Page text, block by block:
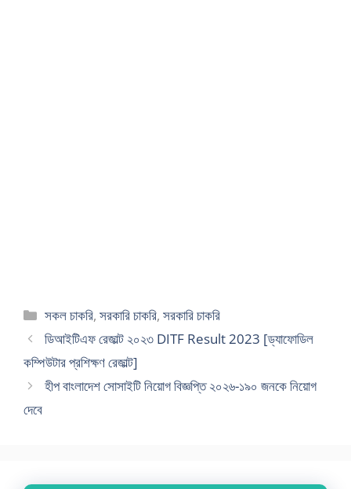
Categories
সকল চাকরি,সরকারি চাকরি,সরকারি চাকরি
ডিআইটিএফ রেজাল্ট ২০২৩ DITF Result 2023 [ড্যাফোডিল
কম্পিউটার প্রশিক্ষণ রেজাল্ট]
হীপ বাংলাদেশ সোসাইটি নিয়োগ বিজ্ঞপ্তি ২০২৬-১৯০ জনকে নিয়োগ
দেবে